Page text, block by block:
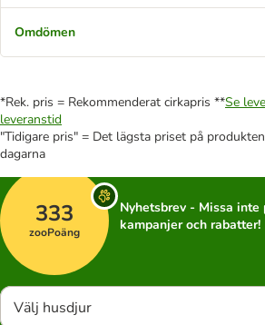
Omdömen
*Rek. pris = Rekommenderat cirkapris **Se
leveranstid
"Tidigare pris" = Det lägsta priset på
dagarna
333
zooPoäng
Nyhetsbrev - Missa
kampanjer och rabatter!
Välj husdjur